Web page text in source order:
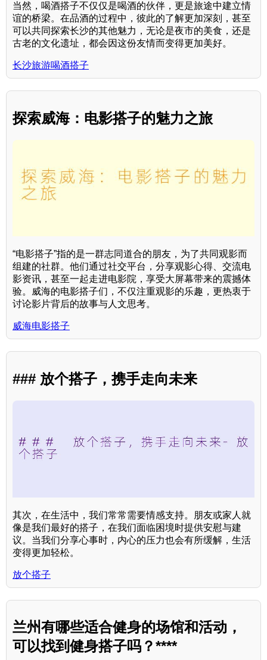
当然，喝酒搭子不仅仅是喝酒的伙伴，更是旅途中建立情
谊的桥梁。在品酒的过程中，彼此的了解更加深刻，甚至
可以共同探索长沙的其他魅力，无论是夜市的美食，还是
古老的文化遗址，都会因这份友情而变得更加美好。
长沙旅游喝酒搭子
探索威海：电影搭子的魅力之旅
“电影搭子”指的是一群志同道合的朋友，为了共同观影而
组建的社群。他们通过社交平台，分享观影心得、交流电
影资讯，甚至一起走进电影院，享受大屏幕带来的震撼体
验。威海的电影搭子们，不仅注重观影的乐趣，更热衷于
讨论影片背后的故事与人文思考。
威海电影搭子
### 放个搭子，携手走向未来
其次，在生活中，我们常常需要情感支持。朋友或家人就
像是我们最好的搭子，在我们面临困境时提供安慰与建
议。当我们分享心事时，内心的压力也会有所缓解，生活
变得更加轻松。
放个搭子
兰州有哪些适合健身的场馆和活动，
可以找到健身搭子吗？****